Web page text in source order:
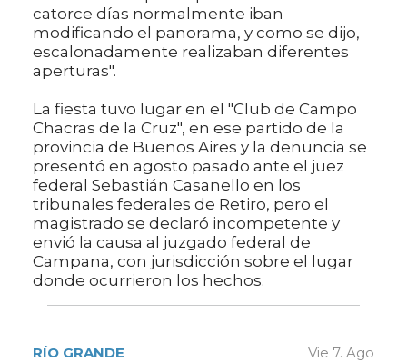
catorce días normalmente iban
modificando el panorama, y como se dijo,
escalonadamente realizaban diferentes
aperturas".
La fiesta tuvo lugar en el "Club de Campo
Chacras de la Cruz", en ese partido de la
provincia de Buenos Aires y la denuncia se
presentó en agosto pasado ante el juez
federal Sebastián Casanello en los
tribunales federales de Retiro, pero el
magistrado se declaró incompetente y
envió la causa al juzgado federal de
Campana, con jurisdicción sobre el lugar
donde ocurrieron los hechos.
RÍO GRANDE Vie 7. Ago